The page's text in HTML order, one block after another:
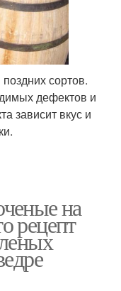
сортов.
дефектов и
зависит вкус и
на
рецепт